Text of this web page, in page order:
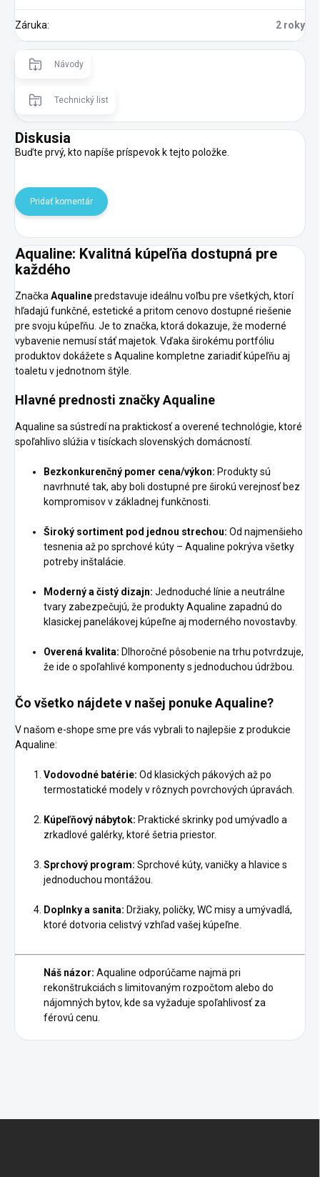
Záruka: 2 roky
Návody
Technický list
Diskusia
Buďte prvý, kto napíše príspevok k tejto položke.
Pridať komentár
Aqualine: Kvalitná kúpeľňa dostupná pre
každého
ZnačkaAqualinepredstavuje ideálnu voľbu pre všetkých, ktorí
hľadajú funkčné, estetické a pritom cenovo dostupné riešenie
pre svoju kúpeľňu. Je to značka, ktorá dokazuje, že moderné
vybavenie nemusí stáť majetok. Vďaka širokému portfóliu
produktov dokážete s Aqualine kompletne zariadiť kúpeľňu aj
toaletu v jednotnom štýle.
Hlavné prednosti značky Aqualine
Aqualine sa sústredí na praktickosť a overené technológie, ktoré
spoľahlivo slúžia v tisíckach slovenských domácností.
Bezkonkurenčný pomer cena/výkon: Produkty sú
navrhnuté tak, aby boli dostupné pre širokú verejnosť bez
kompromisov v základnej funkčnosti.
Široký sortiment pod jednou strechou: Od najmenšieho
tesnenia až po sprchové kúty – Aqualine pokrýva všetky
potreby inštalácie.
Moderný a čistý dizajn: Jednoduché línie a neutrálne
tvary zabezpečujú, že produkty Aqualine zapadnú do
klasickej panelákovej kúpeľne aj moderného novostavby.
Overená kvalita: Dlhoročné pôsobenie na trhu potvrdzuje,
že ide o spoľahlivé komponenty s jednoduchou údržbou.
Čo všetko nájdete v našej ponuke Aqualine?
V našom e-shope sme pre vás vybrali to najlepšie z produkcie
Aqualine:
Vodovodné batérie: Od klasických pákových až po
termostatické modely v rôznych povrchových úpravách.
Kúpeľňový nábytok: Praktické skrinky pod umývadlo a
zrkadlové galérky, ktoré šetria priestor.
Sprchový program: Sprchové kúty, vaničky a hlavice s
jednoduchou montážou.
Doplnky a sanita: Držiaky, poličky, WC misy a umývadlá,
ktoré dotvoria celistvý vzhľad vašej kúpeľne.
Náš názor: Aqualine odporúčame najmä pri
rekonštrukciách s limitovaným rozpočtom alebo do
nájomných bytov, kde sa vyžaduje spoľahlivosť za
férovú cenu.